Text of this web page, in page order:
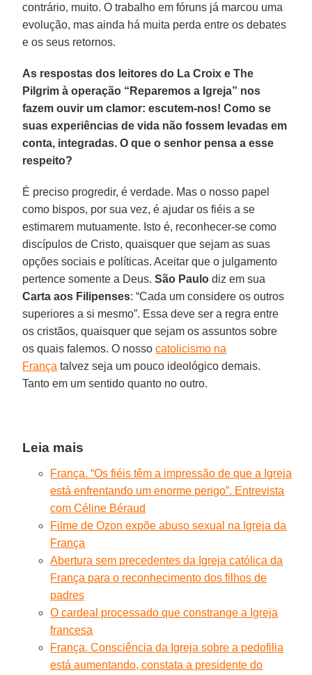
contrário, muito. O trabalho em fóruns já marcou uma
evolução, mas ainda há muita perda entre os debates
e os seus retornos.
As respostas dos leitores do La Croix e The
Pilgrim à operação “Reparemos a Igreja” nos
fazem ouvir um clamor: escutem-nos! Como se
suas experiências de vida não fossem levadas em
conta, integradas. O que o senhor pensa a esse
respeito?
É preciso progredir, é verdade. Mas o nosso papel
como bispos, por sua vez, é ajudar os fiéis a se
estimarem mutuamente. Isto é, reconhecer-se como
discípulos de Cristo, quaisquer que sejam as suas
opções sociais e políticas. Aceitar que o julgamento
pertence somente a Deus.São Paulo diz em sua
Carta aos Filipenses: “Cada um considere os outros
superiores a si mesmo”. Essa deve ser a regra entre
os cristãos, quaisquer que sejam os assuntos sobre
os quais falemos. O nossocatolicismo na
França talvez seja um pouco ideológico demais.
Tanto em um sentido quanto no outro.
Leia mais
França. “Os fiéis têm a impressão de que a Igreja
está enfrentando um enorme perigo”. Entrevista
com Céline Béraud
Filme de Ozon expõe abuso sexual na Igreja da
França
Abertura sem precedentes da Igreja católica da
França para o reconhecimento dos filhos de
padres
O cardeal processado que constrange a Igreja
francesa
França. Consciência da Igreja sobre a pedofilia
está aumentando, constata a presidente do